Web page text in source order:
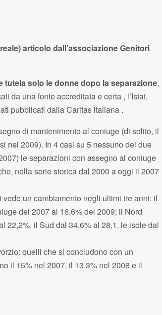
articolo dall’associazione Genitori
tutela solo le donne dopo la separazione,
da una fonte accreditata e certa , l’Istat,
pubblicati dalla Caritas italiana .
di mantenimento al coniuge (di solito, il
nel 2009). In 4 casi su 5 nessuno dei due
le separazioni con assegno al coniuge
nella serie storica dal 2000 a oggi il 2007
un cambiamento negli ultimi tre anni: il
del 2007 al 16,6% del 2009; il Nord
22,2%, il Sud dal 34,6% al 28,1, le isole dal
quelli che si concludono con un
il 15% nel 2007, il 13,3% nel 2008 e il